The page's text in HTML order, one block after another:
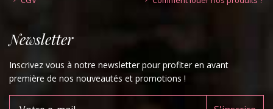
Newsletter
Inscrivez vous à notre newsletter pour profiter en avant
première de nos nouveautés et promotions !